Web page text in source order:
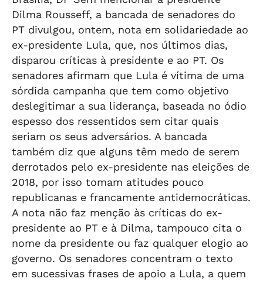
Dilma Rousseff, a bancada de senadores do
PT divulgou, ontem, nota em solidariedade ao
ex-presidente Lula, que, nos últimos dias,
disparou críticas à presidente e ao PT. Os
senadores afirmam que Lula é vítima de uma
sórdida campanha que tem como objetivo
deslegitimar a sua liderança, baseada no ódio
espesso dos ressentidos sem citar quais
seriam os seus adversários. A bancada
também diz que alguns têm medo de serem
derrotados pelo ex-presidente nas eleições de
2018, por isso tomam atitudes pouco
republicanas e francamente antidemocráticas.
A nota não faz menção às críticas do ex-
presidente ao PT e à Dilma, tampouco cita o
nome da presidente ou faz qualquer elogio ao
governo. Os senadores concentram o texto
em sucessivas frases de apoio a Lula, a quem